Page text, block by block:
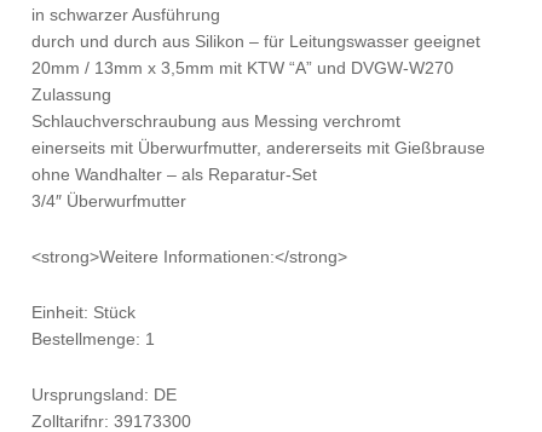
in schwarzer Ausführung
durch und durch aus Silikon – für Leitungswasser geeignet
20mm / 13mm x 3,5mm mit KTW “A” und DVGW-W270
Zulassung
Schlauchverschraubung aus Messing verchromt
einerseits mit Überwurfmutter, andererseits mit Gießbrause
ohne Wandhalter – als Reparatur-Set
3/4″ Überwurfmutter
<strong>Weitere Informationen:</strong>
Einheit: Stück
Bestellmenge: 1
Ursprungsland: DE
Zolltarifnr: 39173300